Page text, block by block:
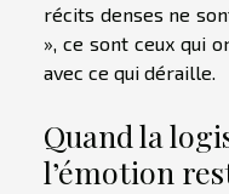
récits denses ne
», ce sont ceux qui
avec ce qui déraille.
Quand la
l’émotion